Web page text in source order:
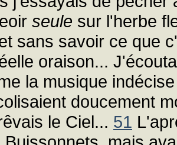
seule sur l'herbe
sans savoir ce que
oraison...
la musique
doucement
le Ciel... 51